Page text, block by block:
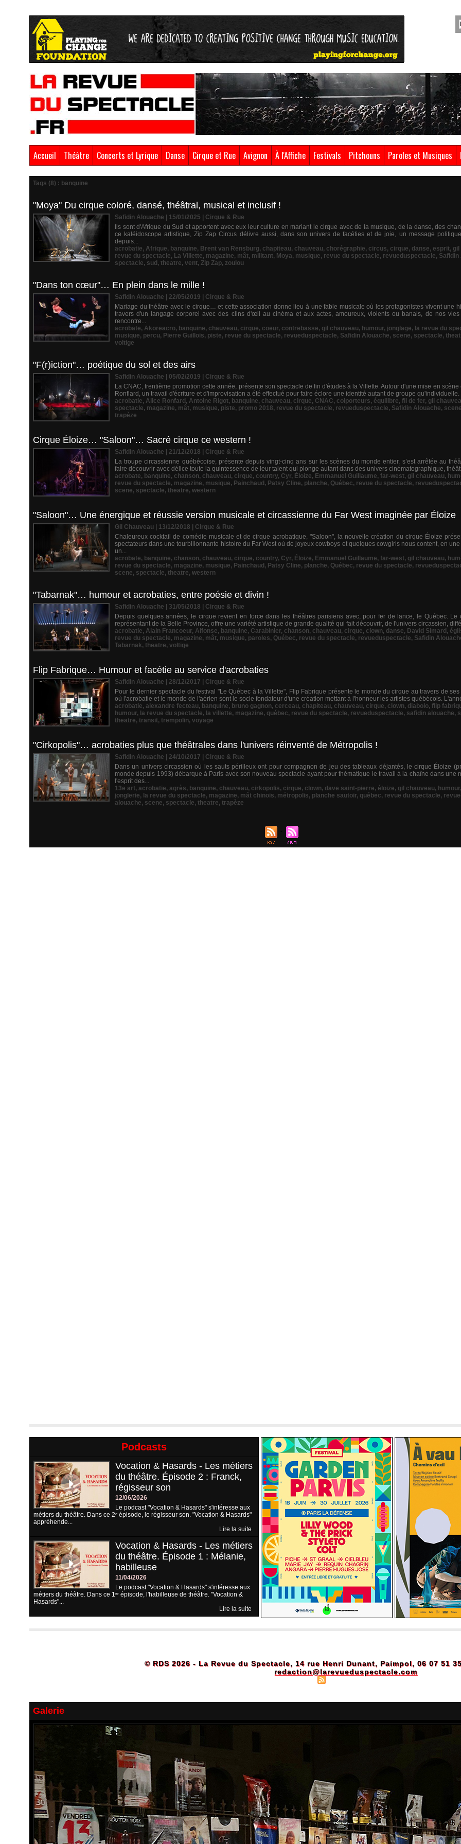
Accueil Théâtre Concerts et Lyrique Danse Cirque et Rue Avignon À l'Affiche Festivals Pitchouns Paroles et Musiques
Tags (8) : banquine
"Moya" Du cirque coloré, dansé, théâtral, musical et inclusif !
Safidin Alouache | 15/01/2025
Cirque & Rue
Ils sont d'Afrique du Sud et apportent avec eux leur culture en mariant le cirque avec de la musique, de la danse, des
ce kaléidoscope artistique, Zip Zap Circus délivre aussi, dans son univers de facéties et de joie, un message
depuis...
acrobatie, Afrique, banquine, Brent van Rensburg, chapiteau, chauveau, chorégraphie, circus, cirque, danse, esprit, gil
revue du spectacle, La Villette, magazine, mât, militant, Moya, musique, revue du spectacle, revueduspectacle, Safidin
spectacle, sud , theatre, vent, Zip Zap, zoulou
"Dans ton cœur"… En plein dans le mille !
Safidin Alouache | 22/05/2019
Cirque & Rue
Mariage du théâtre avec le cirque… et cette association donne lieu à une fable musicale où les protagonistes vivent une
travers d'un langage corporel avec des clins d'œil au cinéma et aux actes, amoureux, violents ou banals, de nos vies
rencontre...
acrobate, Akoreacro, banquine, chauveau, cirque, coeur, contrebasse, gil chauveau, humour, jonglage, la revue du
musique, percu, Pierre Guillois, piste, revue du spectacle, revueduspectacle, Safidin Alouache, scene, spectacle,
voltige
"F(r)iction"… poétique du sol et des airs
Safidin Alouache | 05/02/2019
Cirque & Rue
La CNAC, trentième promotion cette année, présente son spectacle de fin d'études à la Villette. Autour d'une mise en
Ronflard, un travail d'écriture et d'improvisation a été effectué pour faire éclore une identité autant de groupe qu'individuelle.
acrobatie, Alice Ronfard , Antoine Rigot, banquine, chauveau, cirque, CNAC, colporteurs, équilibre, fil de fer, gil
spectacle, magazine, mât, musique, piste, promo 2018, revue du spectacle, revueduspectacle, Safidin Alouache, scene
trapèze
Cirque Éloize… "Saloon"… Sacré cirque ce western !
Safidin Alouache | 21/12/2018
Cirque & Rue
La troupe circassienne québécoise, présente depuis vingt-cinq ans sur les scènes du monde entier, s’est arrêtée au
faire découvrir avec délice toute la quintessence de leur talent qui plonge autant dans des univers cinématographique,
acrobate, banquine, chanson, chauveau, cirque, country, Cyr, Éloize, Emmanuel Guillaume, far-west, gil chauveau,
revue du spectacle, magazine, musique, Painchaud , Patsy Cline, planche, Québec, revue du spectacle,
scene, spectacle, theatre, western
"Saloon"… Une énergique et réussie version musicale et circassienne du Far West imaginée par Éloize
Gil Chauveau | 13/12/2018
Cirque & Rue
Chaleureux cocktail de comédie musicale et de cirque acrobatique, "Saloon", la nouvelle création du cirque Éloize
spectateurs dans une tourbillonnante histoire du Far West où de joyeux cowboys et quelques cowgirls nous content, en
un...
acrobate, banquine, chanson, chauveau, cirque, country, Cyr, Éloize, Emmanuel Guillaume, far-west, gil chauveau,
revue du spectacle, magazine, musique, Painchaud , Patsy Cline, planche, Québec, revue du spectacle,
scene, spectacle, theatre, western
"Tabarnak"… humour et acrobaties, entre poésie et divin !
Safidin Alouache | 31/05/2018
Cirque & Rue
Depuis quelques années, le cirque revient en force dans les théâtres parisiens avec, pour fer de lance, le Québec. Le
représentant de la Belle Province, offre une variété artistique de grande qualité qui fait découvrir, de l'univers circassien,
acrobatie, Alain Francoeur, Alfonse, banquine, Carabinier, chanson, chauveau, cirque, clown, danse, David Simard ,
revue du spectacle, magazine, mât, musique, paroles, Québec, revue du spectacle, revueduspectacle, Safidin
Tabarnak, theatre, voltige
Flip Fabrique… Humour et facétie au service d'acrobaties
Safidin Alouache | 28/12/2017
Cirque & Rue
Pour le dernier spectacle du festival "Le Québec à la Villette", Flip Fabrique présente le monde du cirque au travers de
où l'acrobatie et le monde de l'aérien sont le socle fondateur d'une création mettant à l'honneur les artistes québécois.
acrobatie, alexandre fecteau, banquine, bruno gagnon, cerceau, chapiteau, chauveau, cirque, clown, diabolo, flip
humour, la revue du spectacle, la villette, magazine, québec, revue du spectacle, revueduspectacle, safidin alouache,
theatre, transit, trempolin, voyage
"Cirkopolis"… acrobaties plus que théâtrales dans l'univers réinventé de Métropolis !
Safidin Alouache | 24/10/2017
Cirque & Rue
Dans un univers circassien où les sauts périlleux ont pour compagnon de jeu des tableaux déjantés, le cirque Éloize
monde depuis 1993) débarque à Paris avec son nouveau spectacle ayant pour thématique le travail à la chaîne dans une
l'esprit des...
13e art, acrobatie, agrès, banquine, chauveau, cirkopolis, cirque, clown, dave saint-pierre, éloize, gil chauveau, humour,
jonglerie, la revue du spectacle, magazine, mât chinois, métropolis, planche sautoir, québec, revue du spectacle,
alouache, scene, spectacle, theatre, trapèze
Podcasts
Vocation & Hasards - Les métiers
du théâtre. Épisode 2 : Franck,
régisseur son
12/06/2026
Le podcast "Vocation & Hasards" s'intéresse aux
métiers du théâtre. Dans ce 2ᵉ épisode, le régisseur son. "Vocation & Hasards"
appréhende...
Lire la suite
Vocation & Hasards - Les métiers
du théâtre. Épisode 1 : Mélanie,
habilleuse
11/04/2026
Le podcast "Vocation & Hasards" s'intéresse aux
métiers du théâtre. Dans ce 1ᵉʳ épisode, l'habilleuse de théâtre. "Vocation &
Hasards"...
Lire la suite
© RDS 2026 - La Revue du Spectacle, 14 rue Henri Dunant, Paimpol, 06 07 51
redaction@larevueduspectacle.com
Galerie